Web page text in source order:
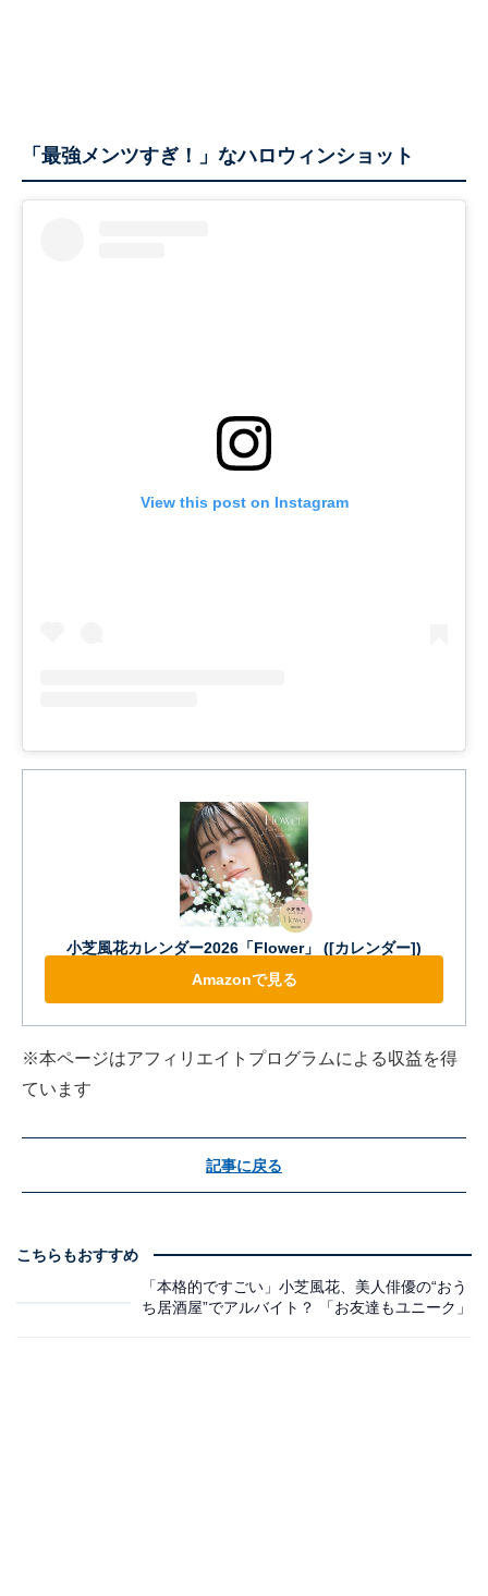
「最強メンツすぎ！」なハロウィンショット
View this post on Instagram
小芝風花カレンダー2026「Flower」 ([カレンダー])
Amazonで見る
※本ページはアフィリエイトプログラムによる収益を得
ています
記事に戻る
こちらもおすすめ
「本格的ですごい」小芝風花、美人俳優の“おう
ち居酒屋”でアルバイト？ 「お友達もユニーク」